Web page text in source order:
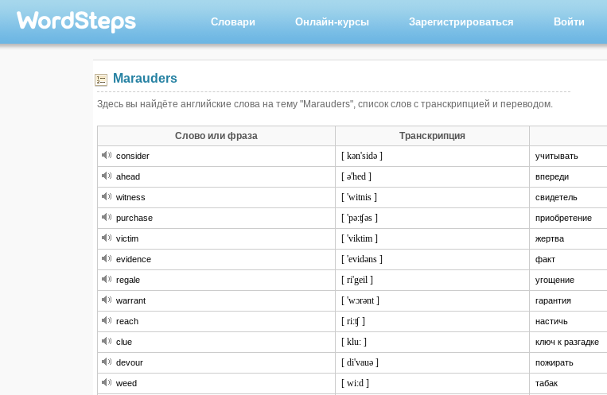
Словари Онлайн-курсы Зарегистрироваться Войти
Marauders
Здесь вы найдёте английские слова на тему "Marauders", список слов с транскрипцией и переводом.
Слово или фраза Транскрипция
consider [ kən'sidə ] учитывать
ahead [ ə'hed ] впереди
witness [ 'witnis ] свидетель
purchase [ 'pə:ʧəs ] приобретение
victim [ 'viktim ] жертва
evidence [ 'evidəns ] факт
regale [ ri'geil ] угощение
warrant [ 'wɔrənt ] гарантия
reach [ ri:ʧ ] настичь
clue [ klu: ] ключ к разгадке
devour [ di'vauə ] пожирать
weed [ wi:d ] табак